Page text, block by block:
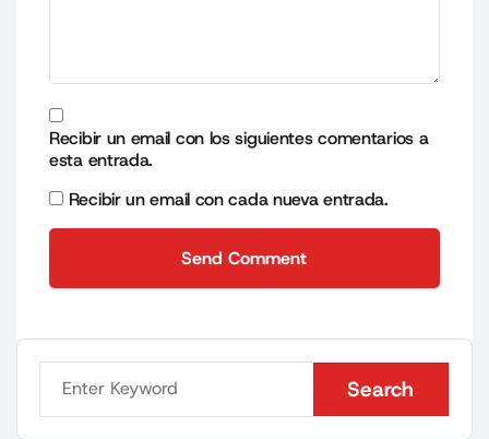
Recibir un email con los siguientes comentarios a
esta entrada.
Recibir un email con cada nueva entrada.
Send Comment
Search
Search